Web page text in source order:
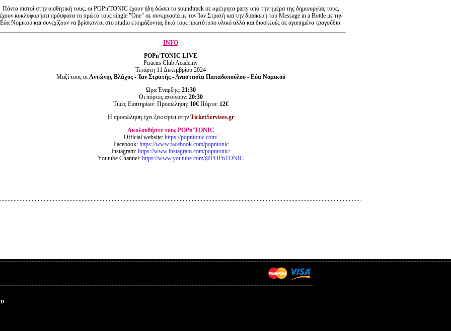
Πάντα πιστοί στην αισθητική τους, οι POPn'TONIC έχουν ήδη δώσει το soundtrack σε αμέτρητα party από την ημέρα της δημιουργίας τους,
κυκλοφορήσει πρόσφατα το πρώτο τους single "One" σε συνεργασία με τον Ίαν Στρατή και την διασκευή του Message in a Bottle με την
Εύα Νομικού και συνεχίζουν να βρίσκονται στο studio ετοιμάζοντας δικό τους πρωτότυπο υλικό αλλά και διασκευές σε αγαπημένα τραγούδια.
INFO
POPn'TONIC LIVE
Piraeus Club Academy
Τετάρτη 11 Δεκεμβρίου 2024
Μαζί τους οι Aντώνης Βλάχος - Ίαν Στρατής -Αναστασία Παπαδοπούλου - Εύα Νομικού
Ώρα Έναρξης:21:30
Οι πόρτες ανοίγουν:20:30
Τιμές Εισιτηρίων: Προπώληση:10€ Πόρτα:12€
Η προπώληση έχει ξεκινήσει στην TicketServises.gr
Ακολουθήστε τουςPOPn'TONIC
Official website: https://popntonic.com/
Facebook: https://www.facebook.com/popntonic
Instagram: https://www.instagram.com/popntonic/
Youtube Channel: https://www.youtube.com/@POPnTONIC